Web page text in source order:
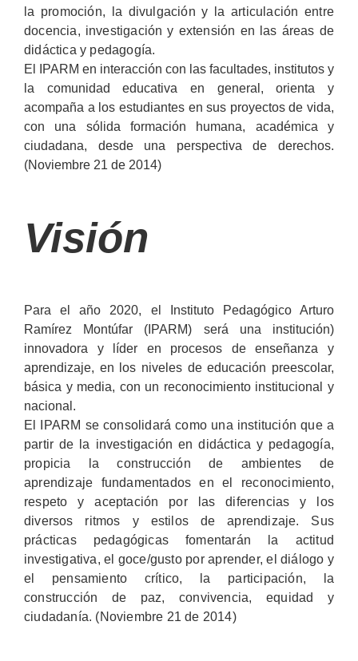
la promoción, la divulgación y la articulación entre
docencia, investigación y extensión en las áreas de
didáctica y pedagogía.
El IPARM en interacción con las facultades, institutos y
la comunidad educativa en general, orienta y
acompaña a los estudiantes en sus proyectos de vida,
con una sólida formación humana, académica y
ciudadana, desde una perspectiva de derechos.
(Noviembre 21 de 2014)
Visión
Para el año 2020, el Instituto Pedagógico Arturo
Ramírez Montúfar (IPARM) será una institución)
innovadora y líder en procesos de enseñanza y
aprendizaje, en los niveles de educación preescolar,
básica y media, con un reconocimiento institucional y
nacional.
El IPARM se consolidará como una institución que a
partir de la investigación en didáctica y pedagogía,
propicia la construcción de ambientes de
aprendizaje fundamentados en el reconocimiento,
respeto y aceptación por las diferencias y los
diversos ritmos y estilos de aprendizaje. Sus
prácticas pedagógicas fomentarán la actitud
investigativa, el goce/gusto por aprender, el diálogo y
el pensamiento crítico, la participación, la
construcción de paz, convivencia, equidad y
ciudadanía. (Noviembre 21 de 2014)